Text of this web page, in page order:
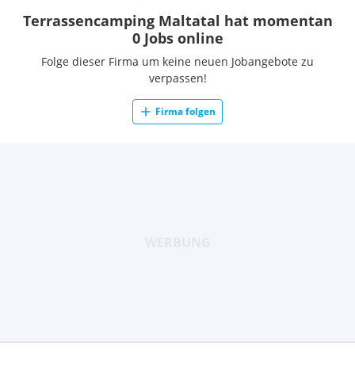
Terrassencamping Maltatal hat momentan
0 Jobs online
Folge dieser Firma um keine neuen Jobangebote zu
verpassen!
Firma folgen